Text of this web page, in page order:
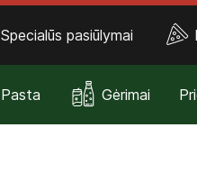
Specialūs pasiūlymai
Pasta Gėrimai